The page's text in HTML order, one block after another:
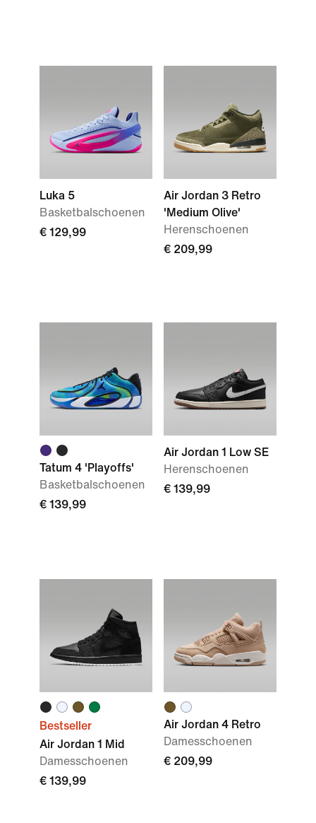
Luka 5
Basketbalschoenen
€ 129,99
Air Jordan 3 Retro
'Medium Olive'
Herenschoenen
€ 209,99
Tatum 4 'Playoffs'
Basketbalschoenen
€ 139,99
Air Jordan 1 Low SE
Herenschoenen
€ 139,99
Bestseller
Air Jordan 1 Mid
Damesschoenen
€ 139,99
Air Jordan 4 Retro
Damesschoenen
€ 209,99